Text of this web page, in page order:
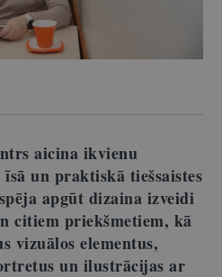
aicina ikvienu
un praktiskā tiešsaistes
apgūt dizaina izveidi
citiem priekšmetiem, kā
vizuālos elementus,
un ilustrācijas ar